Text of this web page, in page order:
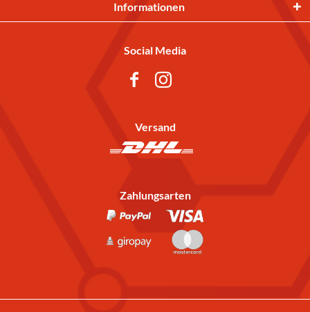
Informationen
Social Media
Versand
Zahlungsarten